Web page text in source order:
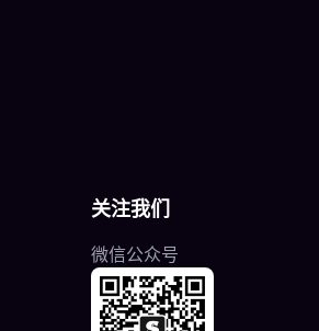
关注我们
微信公众号